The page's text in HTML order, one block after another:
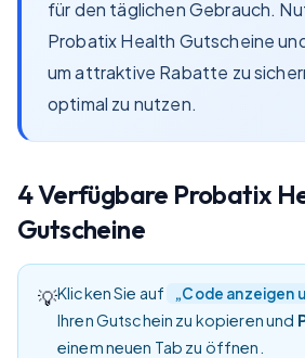
für den täglichen Gebrauch.
Probatix Health Gutscheine
um attraktive Rabatte zu
optimal zu nutzen.
4Verfügbare Probatix
Gutscheine
💡Klicken Sie auf „Code anzeigen
Ihren Gutschein zu kopieren und
einem neuen Tab zu öffnen.